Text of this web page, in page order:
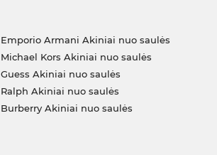
Emporio Armani Akiniai nuo saulės
Michael Kors Akiniai nuo saulės
Guess Akiniai nuo saulės
Ralph Akiniai nuo saulės
Burberry Akiniai nuo saulės